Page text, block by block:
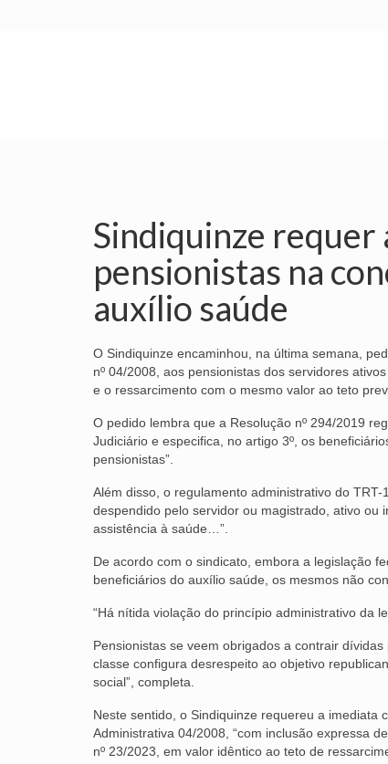
Sindiquinze requer
pensionistas na
auxílio saúde
O Sindiquinze encaminhou, na última semana,
nº 04/2008, aos pensionistas dos servidores
e o ressarcimento com o mesmo valor ao teto
O pedido lembra que a Resolução nº 294/2019
Judiciário e especifica, no artigo 3º, os
pensionistas”.
Além disso, o regulamento administrativo do
despendido pelo servidor ou magistrado, ativo ou
assistência à saúde…”.
De acordo com o sindicato, embora a legislação
beneficiários do auxílio saúde, os mesmos não
“Há nítida violação do princípio administrativo da
Pensionistas se veem obrigados a contrair
classe configura desrespeito ao objetivo
social”, completa.
Neste sentido, o Sindiquinze requereu a imediata
Administrativa 04/2008, “com inclusão expressa
nº 23/2023, em valor idêntico ao teto de